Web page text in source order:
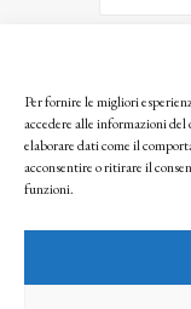
Per fornire le migliori
accedere alle informazioni
elaborare dati come il
acconsentire o ritirare il
funzioni.
Facendo clic per
seguendo la nostra Privacy
© 2025 Istituto Matteucci. All
l’autorizzazione scritta dei